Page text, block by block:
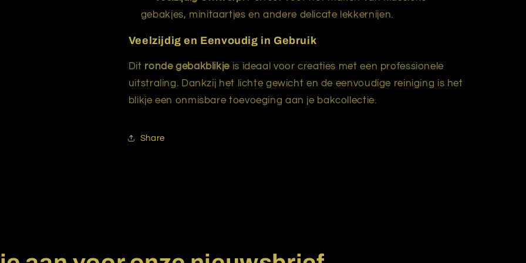
gebakjes, minitaartjes en andere delicate lekkernijen.
Veelzijdig en Eenvoudig in Gebruik
Dit ronde gebakblikje is ideaal voor creaties met een professionele
uitstraling. Dankzij het lichte gewicht en de eenvoudige reiniging is het
blikje een onmisbare toevoeging aan je bakcollectie.
Share